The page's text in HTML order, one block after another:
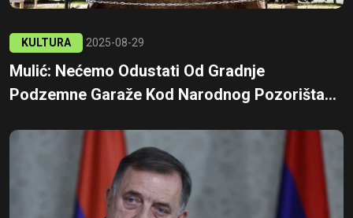
KULTURA 2025-08-29
Mulić: Nećemo Odustati Od Gradnje
Podzemne Garaže Kod Narodnog Pozorišta...